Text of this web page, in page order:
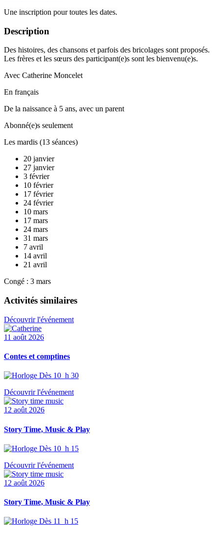
Une inscription pour toutes les dates.
Description
Des histoires, des chansons et parfois des bricolages sont proposés.
Les frères et les sœurs des participant(e)s sont les bienvenu(e)s.
Avec Catherine Moncelet
En français
De la naissance à 5 ans, avec un parent
Abonné(e)s seulement
Les mardis (13 séances)
20 janvier
27 janvier
3 février
10 février
17 février
24 février
10 mars
17 mars
24 mars
31 mars
7 avril
14 avril
21 avril
Congé : 3 mars
Activités similaires
Découvrir l'événement
11 août 2026
Contes et comptines
Dès 10 h 30
Découvrir l'événement
12 août 2026
Story Time, Music & Play
Dès 10 h 15
Découvrir l'événement
12 août 2026
Story Time, Music & Play
Dès 11 h 15